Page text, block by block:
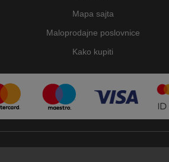
Mapa sajta
Maloprodajne poslovnice
Kako kupiti